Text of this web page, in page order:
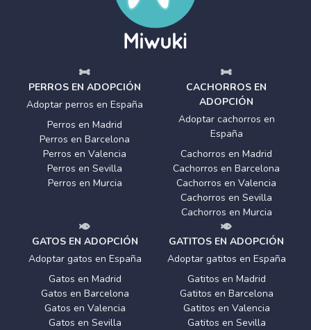
PERROS EN ADOPCIÓN
Adoptar perros en España
Perros en Madrid
Perros en Barcelona
Perros en Valencia
Perros en Sevilla
Perros en Murcia
CACHORROS EN
ADOPCIÓN
Adoptar cachorros en
España
Cachorros en Madrid
Cachorros en Barcelona
Cachorros en Valencia
Cachorros en Sevilla
Cachorros en Murcia
GATOS EN ADOPCIÓN
Adoptar gatos en España
Gatos en Madrid
Gatos en Barcelona
Gatos en Valencia
Gatos en Sevilla
GATITOS EN ADOPCIÓN
Adoptar gatitos en España
Gatitos en Madrid
Gatitos en Barcelona
Gatitos en Valencia
Gatitos en Sevilla